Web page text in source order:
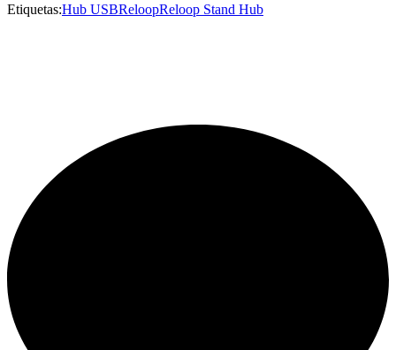
Etiquetas:Hub USBReloopReloop Stand Hub